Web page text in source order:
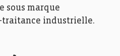
sous marque
traitance industrielle.